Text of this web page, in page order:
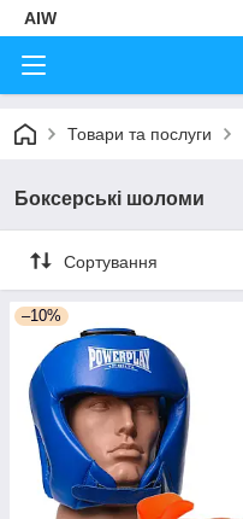
AIW
Товари та послуги
Боксерські шоломи
Сортування
–10%